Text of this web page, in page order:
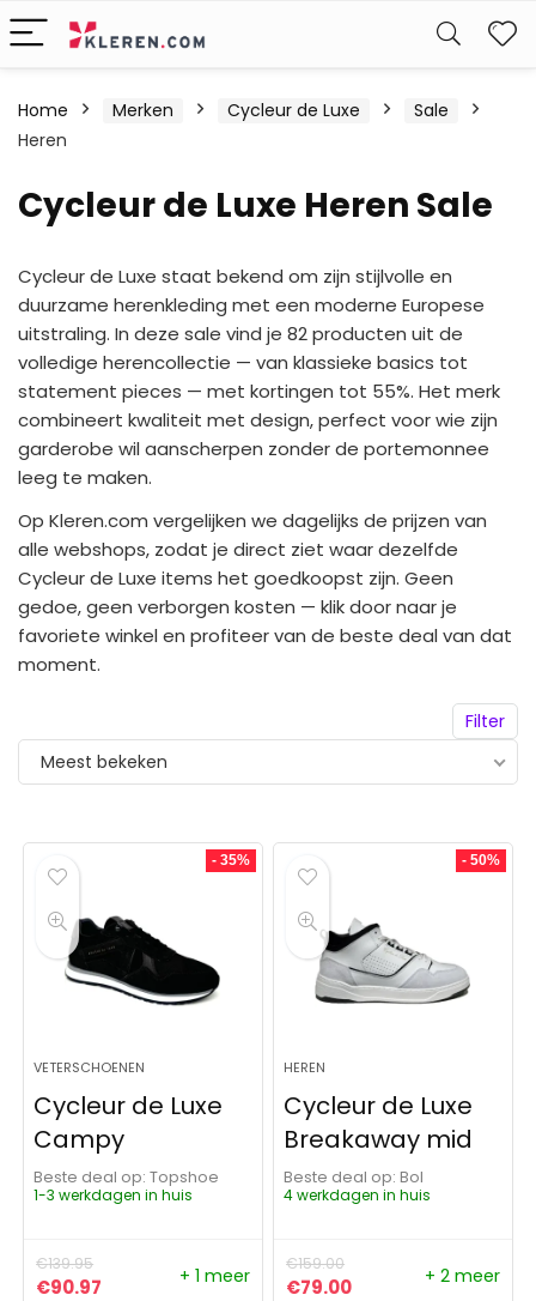
Home Merken Cycleur de Luxe
Sale
Heren
Cycleur de Luxe Heren Sale
Cycleur de Luxe staat bekend om zijn stijlvolle en
duurzame herenkleding met een moderne Europese
uitstraling. In deze sale vind je 82 producten uit de
volledige herencollectie — van klassieke basics tot
statement pieces — met kortingen tot 55%. Het merk
combineert kwaliteit met design, perfect voor wie zijn
garderobe wil aanscherpen zonder de portemonnee
leeg te maken.
Op Kleren.com vergelijken we dagelijks de prijzen van
alle webshops, zodat je direct ziet waar dezelfde
Cycleur de Luxe items het goedkoopst zijn. Geen
gedoe, geen verborgen kosten — klik door naar je
favoriete winkel en profiteer van de beste deal van dat
moment.
Filter
Meest bekeken
- 35%
VETERSCHOENEN
Cycleur de Luxe
Campy
Beste deal op:
Topshoe
1-3 werkdagen in huis
€139.95
Oorspronkelijke prijs was: €139.95.
€90.97 Huidige prijs is: €90.97.
+ 1 meer
- 50%
HEREN
Cycleur de Luxe
Breakaway mid
Beste deal op:
Bol
4 werkdagen in huis
€159.00
Oorspronkelijke prijs was:
€79.00Huidige prijs is:
+ 2 meer